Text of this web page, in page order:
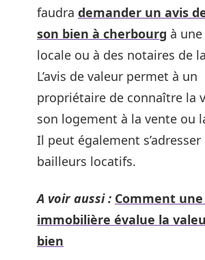
faudra demander un avis
son bien à cherbourg à
locale ou à des notaires de
L’avis de valeur permet à un
propriétaire de connaître la
son logement à la vente ou
Il peut également s’adresser
bailleurs locatifs.
A voir aussi : Comment
immobilière évalue la
bien